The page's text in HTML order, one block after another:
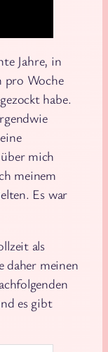
Jahre, in
pro Woche
habe.
mich
meinem
Es war
als
daher meinen
es gibt